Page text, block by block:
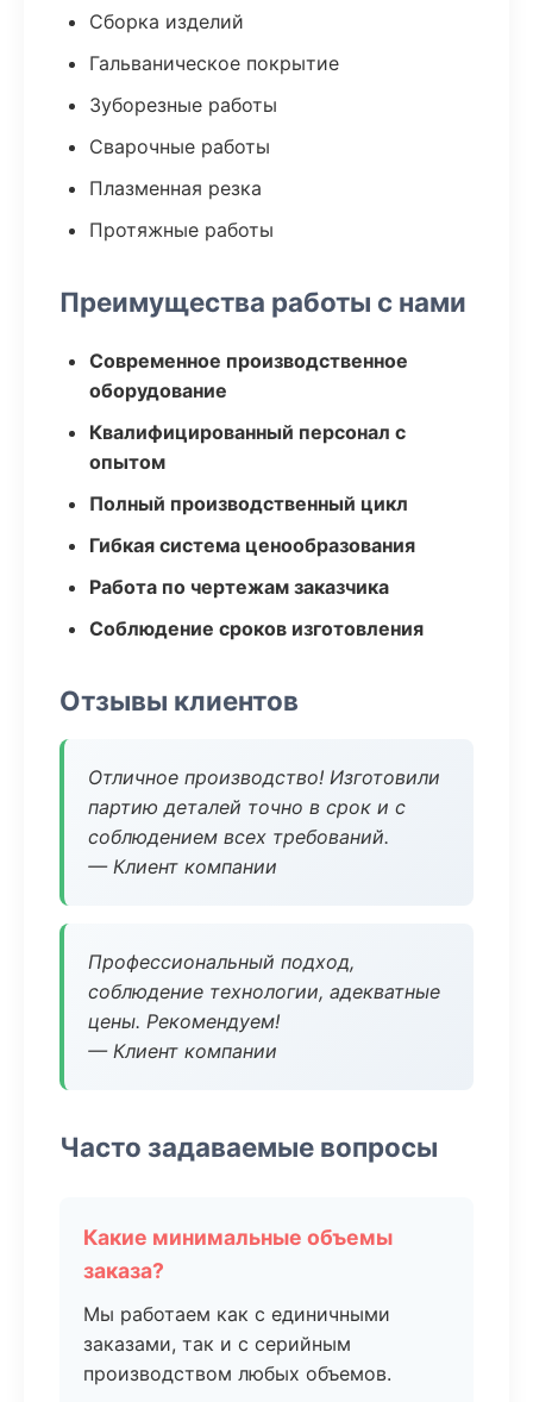
Сборка изделий
Гальваническое покрытие
Зуборезные работы
Сварочные работы
Плазменная резка
Протяжные работы
Преимущества работы с нами
Современное производственное
оборудование
Квалифицированный персонал с
опытом
Полный производственный цикл
Гибкая система ценообразования
Работа по чертежам заказчика
Соблюдение сроков изготовления
Отзывы клиентов
Отличное производство! Изготовили
партию деталей точно в срок и с
соблюдением всех требований.
— Клиент компании
Профессиональный подход,
соблюдение технологии, адекватные
цены. Рекомендуем!
— Клиент компании
Часто задаваемые вопросы
Какие минимальные объемы
заказа?
Мы работаем как с единичными
заказами, так и с серийным
производством любых объемов.